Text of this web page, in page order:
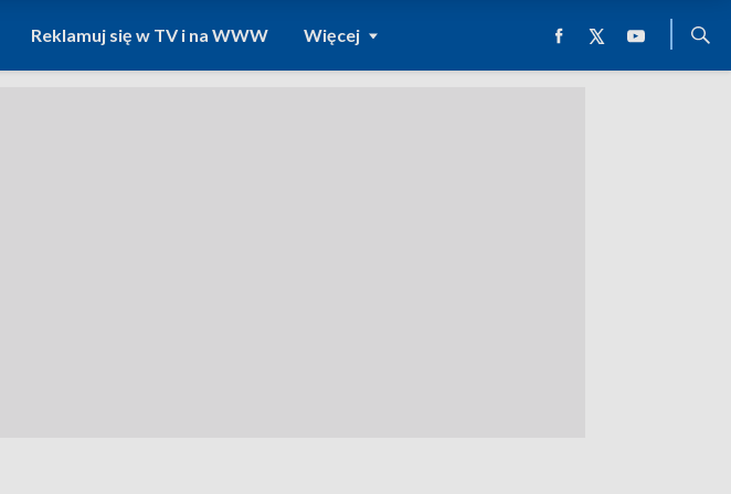
Reklamuj się w TV i na WWW Więcej